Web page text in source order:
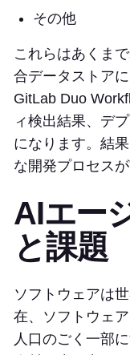
その他
これらはあくま
合データストア
GitLab Duo
ィ検出結果、デ
になります。結
な開発プロセスが
AIエー
と課題
ソフトウェアは
在、ソフトウェ
人口のごく一部